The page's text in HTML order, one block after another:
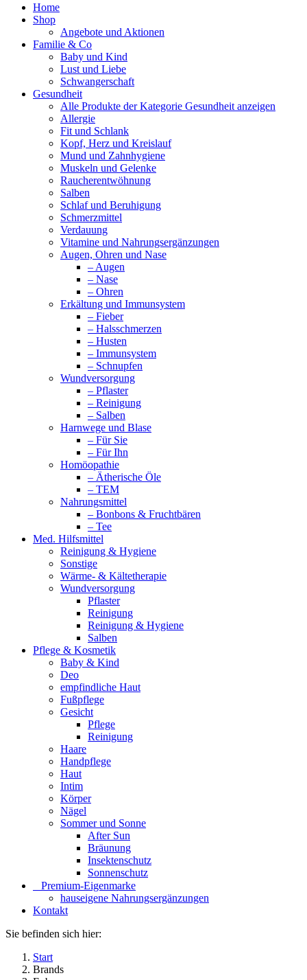
Home
Shop
Angebote und Aktionen
Familie & Co
Baby und Kind
Lust und Liebe
Schwangerschaft
Gesundheit
Alle Produkte der Kategorie Gesundheit anzeigen
Allergie
Fit und Schlank
Kopf, Herz und Kreislauf
Mund und Zahnhygiene
Muskeln und Gelenke
Raucherentwöhnung
Salben
Schlaf und Beruhigung
Schmerzmittel
Verdauung
Vitamine und Nahrungsergänzungen
Augen, Ohren und Nase
– Augen
– Nase
– Ohren
Erkältung und Immunsystem
– Fieber
– Halsschmerzen
– Husten
– Immunsystem
– Schnupfen
Wundversorgung
– Pflaster
– Reinigung
– Salben
Harnwege und Blase
– Für Sie
– Für Ihn
Homöopathie
– Ätherische Öle
– TEM
Nahrungsmittel
– Bonbons & Fruchtbären
– Tee
Med. Hilfsmittel
Reinigung & Hygiene
Sonstige
Wärme- & Kältetherapie
Wundversorgung
Pflaster
Reinigung
Reinigung & Hygiene
Salben
Pflege & Kosmetik
Baby & Kind
Deo
empfindliche Haut
Fußpflege
Gesicht
Pflege
Reinigung
Haare
Handpflege
Haut
Intim
Körper
Nägel
Sommer und Sonne
After Sun
Bräunung
Insektenschutz
Sonnenschutz
⠀​Premium-Eigenmarke
hauseigene Nahrungsergänzungen
Kontakt
Sie befinden sich hier:
Start
Brands